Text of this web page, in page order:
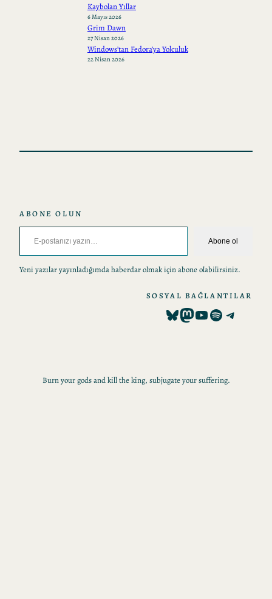
Kaybolan Yıllar
6 Mayıs 2026
Grim Dawn
27 Nisan 2026
Windows’tan Fedora’ya Yolculuk
22 Nisan 2026
ABONE OLUN
E-postanızı yazın…
Abone ol
Yeni yazılar yayınladığımda haberdar olmak için abone olabilirsiniz.
SOSYAL BAĞLANTILAR
Bluesky Mastodon YouTube Spotify Telegram
Burn your gods and kill the king, subjugate your suffering.